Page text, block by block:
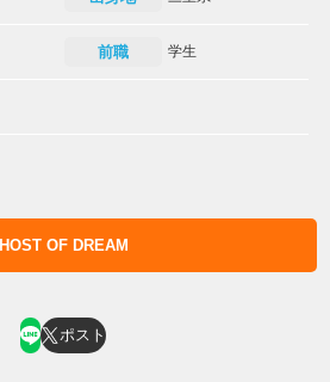
前職 学生
HOST OF DREAM
ポスト